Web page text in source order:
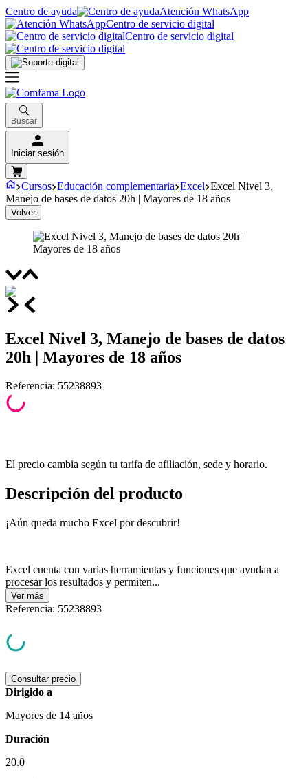
Centro de ayuda
Atención WhatsApp
Centro de servicio digital
Centro de servicio digital
Buscar
Iniciar sesión
Cursos Educación complementaria Excel Excel Nivel 3,
Manejo de bases de datos 20h | Mayores de 18 años
Volver
Excel Nivel 3, Manejo de bases de datos
20h | Mayores de 18 años
Referencia: 55238893
El precio cambia según tu tarifa de afiliación, sede y horario.
Descripción del producto
¡Aún queda mucho Excel por descubrir!
Excel cuenta con varias herramientas y funciones que ayudan a
procesar los resultados y permiten...
Ver más
Referencia: 55238893
Consultar precio
Dirigido a
Mayores de 14 años
Duración
20.0